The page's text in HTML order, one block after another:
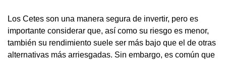
Los Cetes son una manera segura de invertir, pero es
importante considerar que, así como su riesgo es menor,
también su rendimiento suele ser más bajo que el de otras
alternativas más arriesgadas. Sin embargo, es común que